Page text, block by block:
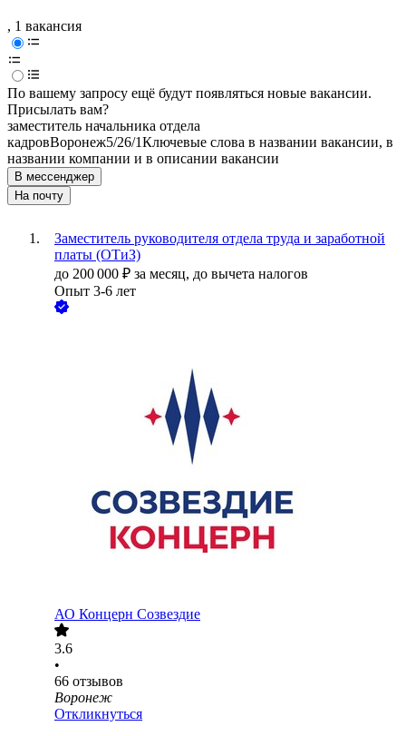
, 1 вакансия
По вашему запросу ещё будут появляться новые вакансии.
Присылать вам?
заместитель начальника отдела
кадровВоронеж5/26/1Ключевые слова в названии вакансии, в
названии компании и в описании вакансии
В мессенджер
На почту
Заместитель руководителя отдела труда и заработной
платы (ОТиЗ)
до 200 000 ₽ за месяц, до вычета налогов
Опыт 3-6 лет
АО Концерн Созвездие
3.6
•
66 отзывов
Воронеж
Откликнуться